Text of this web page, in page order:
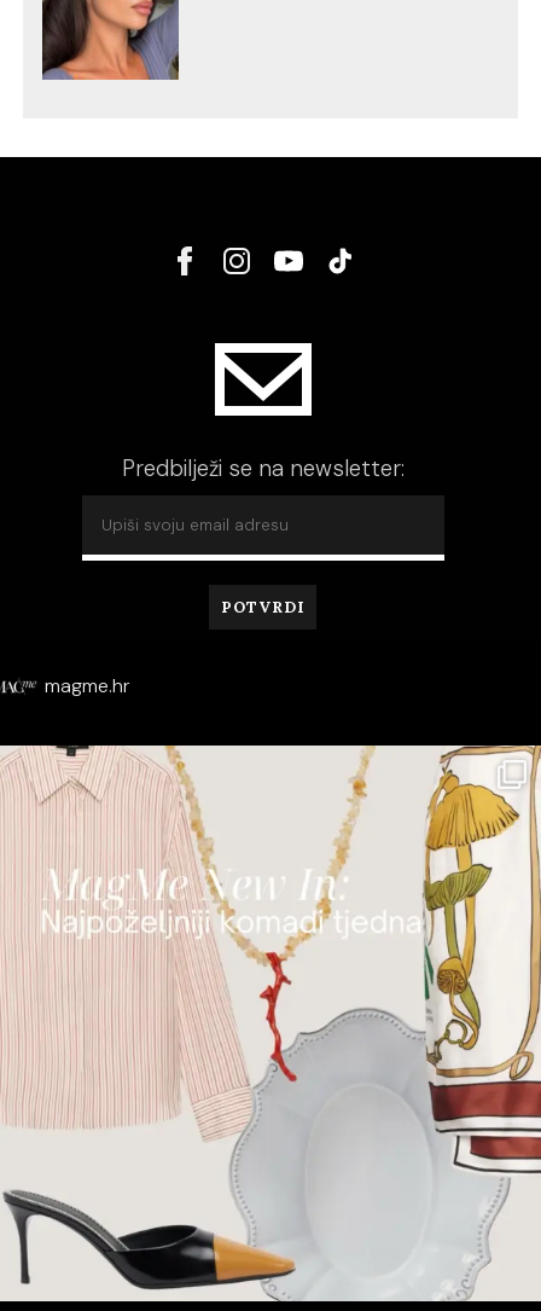
Predbilježi se na newsletter:
magme.hr